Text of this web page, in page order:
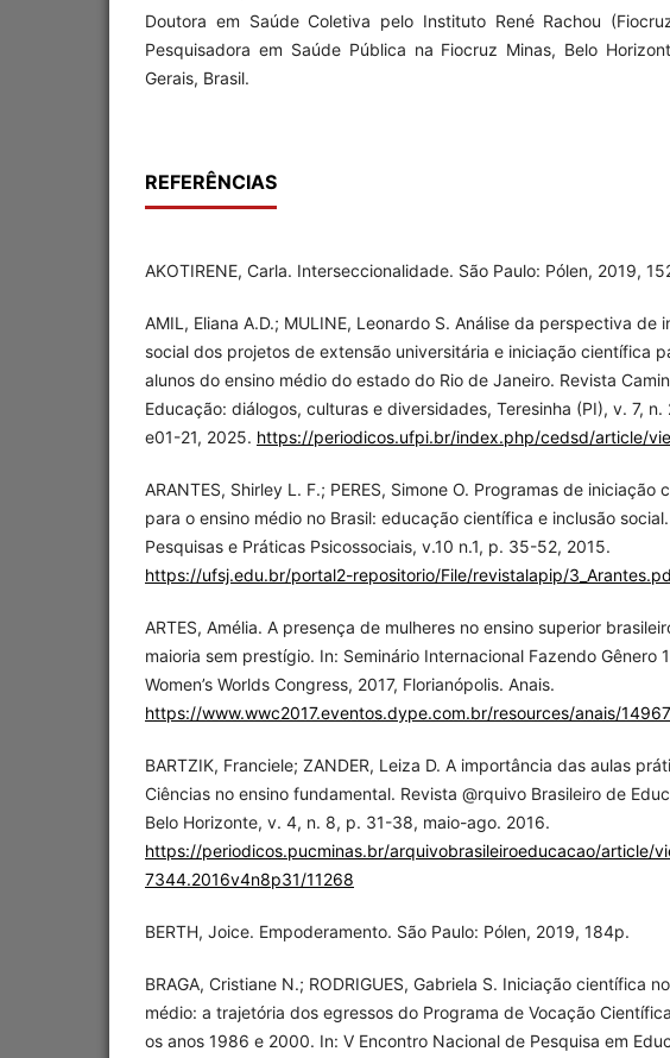
Doutora em Saúde Coletiva pelo Instituto René Rachou
Pesquisadora em Saúde Pública na Fiocruz Minas, Belo
Gerais, Brasil.
REFERÊNCIAS
AKOTIRENE, Carla. Interseccionalidade. São Paulo: Pólen, 2019,
AMIL, Eliana A.D.; MULINE, Leonardo S. Análise da perspectiva de
social dos projetos de extensão universitária e iniciação científica
alunos do ensino médio do estado do Rio de Janeiro. Revista
Educação: diálogos, culturas e diversidades, Teresinha (PI), v. 7, n.
e01-21, 2025. https://periodicos.ufpi.br/index.php/cedsd/article/
ARANTES, Shirley L. F.; PERES, Simone O. Programas de iniciação
para o ensino médio no Brasil: educação científica e inclusão social.
Pesquisas e Práticas Psicossociais, v.10 n.1, p. 35-52, 2015.
https://ufsj.edu.br/portal2-repositorio/File/revistalapip/
ARTES, Amélia. A presença de mulheres no ensino superior
maioria sem prestígio. In: Seminário Internacional Fazendo Gênero
Women’s Worlds Congress, 2017, Florianópolis. Anais.
https://www.wwc2017.eventos.dype.com.br/resources/anais/
BARTZIK, Franciele; ZANDER, Leiza D. A importância das aulas
Ciências no ensino fundamental. Revista @rquivo Brasileiro de
Belo Horizonte, v. 4, n. 8, p. 31-38, maio-ago. 2016.
https://periodicos.pucminas.br/arquivobrasileiroeducacao/article/
7344.2016v4n8p31/11268
BERTH, Joice. Empoderamento. São Paulo: Pólen, 2019, 184p.
BRAGA, Cristiane N.; RODRIGUES, Gabriela S. Iniciação científica
médio: a trajetória dos egressos do Programa de Vocação
os anos 1986 e 2000. In: V Encontro Nacional de Pesquisa em